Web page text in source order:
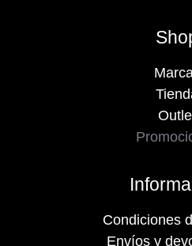
Condiciones
Envíos y